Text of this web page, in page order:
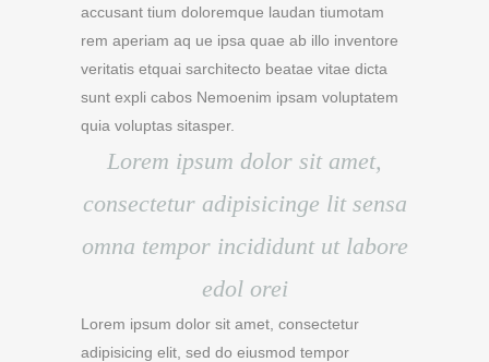
accusant tium doloremque laudan tiumotam
rem aperiam aq ue ipsa quae ab illo inventore
veritatis etquai sarchitecto beatae vitae dicta
sunt expli cabos Nemoenim ipsam voluptatem
quia voluptas sitasper.
Lorem ipsum dolor sit amet,
consectetur adipisicinge lit sensa
omna tempor incididunt ut labore
edol orei
Lorem ipsum dolor sit amet, consectetur
adipisicing elit, sed do eiusmod tempor